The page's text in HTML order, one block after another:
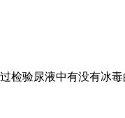
检验尿液中有没有冰毒